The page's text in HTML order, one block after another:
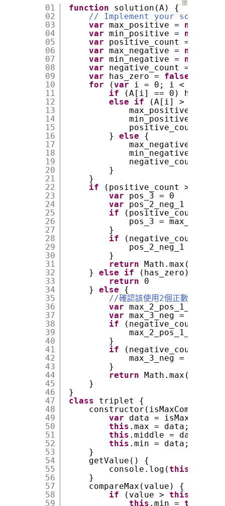
？
01
02
03
04
05
06
07
08
09
10
11
12
13
14
15
16
17
18
19
20
21
22
23
24
25
26
27
28
29
30
31
32
33
34
35
36
37
38
39
40
41
42
43
44
45
46
47
48
49
50
51
52
53
54
55
56
57
58
59
function
solution(A) {
// Implement your solution
var max_positive = new
var min_positive = new
var
positive_count = 0
var max_negative = new
var min_negative = new
var
negative_count = 0
var
has_zero = false
for
(var
i = 0; i <
if
(A[i] == 0)
else
if
(A[i] > 0) {
positive_count++
} else
{
negative_count++
}
}
if
(positive_count >= 3 ||
var
pos_3 = 0
var
pos_2_neg_1 = 0
if
(positive_count >=
pos_3 =
}
if
(negative_count >=
pos_2_neg_1 =
}
return Math.max(pos_3,
} else if
(has_zero) {
return
0
} else
{
//確認該使用2個正數*1個負數
var max_2_pos_1_neg
var max_3_neg = -
if
(negative_count >
max_2_pos_1_neg
}
if
(negative_count >=
max_3_neg =
}
return
}
}
class
triplet {
constructor(isMaxCompare) {
var
data =
this .max = data;
this .middle = data;
this .min = data;
}
getValue() {
console.log(this
}
compareMax(value) {
if
(value > this
this .min = this